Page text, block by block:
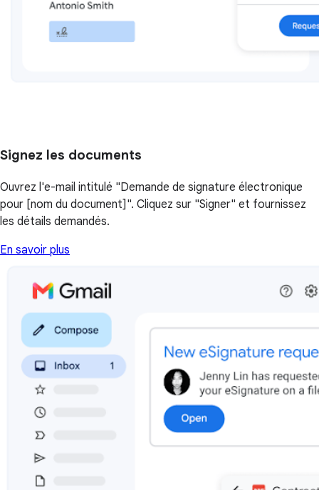
Signez les documents
Ouvrez l'e-mail intitulé "Demande de signature électronique
pour [nom du document]". Cliquez sur "Signer" et fournissez
les détails demandés.
En savoir plus